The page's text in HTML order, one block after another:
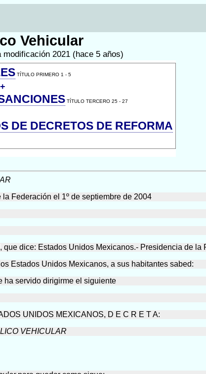
Vehicular
2021 (hace 5 años)
TÍTULO PRIMERO 1 - 5
+
TÍTULO TERCERO 25 - 27
DE DECRETOS DE REFORMA
Federación el 1º de septiembre de 2004
dice: Estados Unidos Mexicanos.- Presidencia de la
Estados Unidos Mexicanos, a sus habitantes sabed:
ha servido dirigirme el siguiente
UNIDOS MEXICANOS, D E C R E T A:
VEHICULAR